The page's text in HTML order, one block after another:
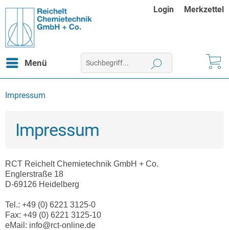
Login Merkzettel
Menü
Impressum
Impressum
RCT Reichelt Chemietechnik GmbH + Co.
Englerstraße 18
D-69126 Heidelberg
Tel.: +49 (0) 6221 3125-0
Fax: +49 (0) 6221 3125-10
eMail: info@rct-online.de